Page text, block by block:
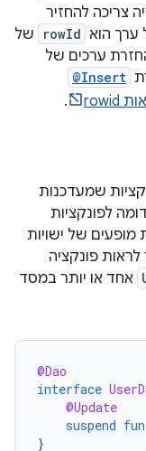
צריכה להחזיר
ערך הוא rowId
של
ערכים של
@Insert
.
שמעדכנות
לפונקציות
מופעים של ישויות
פונקציה
אחד או יותר במסד
@Dao
interface
@Update
suspend fun
}